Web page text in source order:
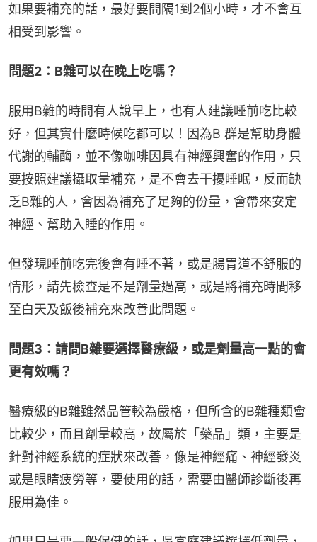
如果要補充的話，最好要間隔1到2個小時，才不會互
相受到影響。
問題2：B雜可以在晚上吃嗎？
服用B雜的時間有人說早上，也有人建議睡前吃比較
好，但其實什麼時候吃都可以！因為B 群是幫助身體
代謝的輔酶，並不像咖啡因具有神經興奮的作用，只
要按照建議攝取量補充，是不會去干擾睡眠，反而缺
乏B雜的人，會因為補充了足夠的份量，會帶來安定
神經、幫助入睡的作用。
但發現睡前吃完後會有睡不著，或是腸胃道不舒服的
情形，請先檢查是不是劑量過高，或是將補充時間移
至白天及飯後補充來改善此問題。
問題3：請問B雜要選擇醫療級，或是劑量高一點的會
更有效嗎？
醫療級的B雜雖然品管較為嚴格，但所含的B雜種類會
比較少，而且劑量較高，故屬於「藥品」類，主要是
針對神經系統的症狀來改善，像是神經痛、神經發炎
或是眼睛疲勞等，要使用的話，需要由醫師診斷後再
服用為佳。